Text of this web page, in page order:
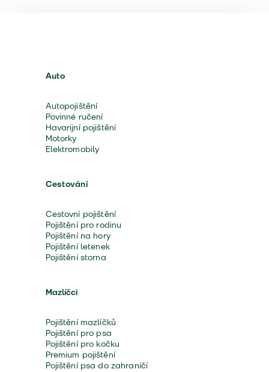
Auto
Autopojištění
Povinné ručení
Havarijní pojištění
Motorky
Elektromobily
Cestování
Cestovní pojištění
Pojištění pro rodinu
Pojištění na hory
Pojištění letenek
Pojištění storna
Mazlíčci
Pojištění mazlíčků
Pojištění pro psa
Pojištění pro kočku
Premium pojištění
Pojištění psa do zahraničí